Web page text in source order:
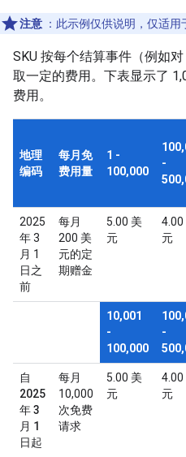
注意 ：此示例仅供说明，仅适用
SKU 按每个结算事件（例如
取一定的费用。下表显示了
费用。
地理
编码
每月免
费用量
1 -
100,000
-
2025
年 3
月 1
日之
前
每月
200 美
元的定
期赠金
5.00 美
元
4.00
元
10,001
-
100,000
-
自
2025
年 3
月 1
日起
每月
10,000
次免费
请求
5.00 美
元
4.00
元